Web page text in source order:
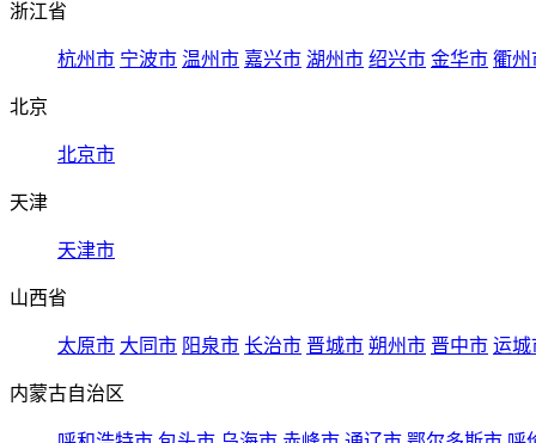
浙江省
杭州市 宁波市 温州市 嘉兴市 湖州市 绍兴市 金华市 衢州
北京
北京市
天津
天津市
山西省
太原市 大同市 阳泉市 长治市 晋城市 朔州市 晋中市 运城
内蒙古自治区